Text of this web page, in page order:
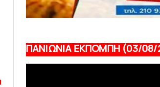
ΠΑΝΙΩΝΙΑ ΕΚΠΟΜΠΗ (03/08/